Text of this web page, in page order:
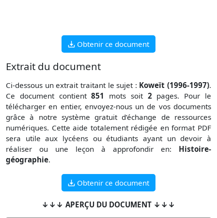
Obtenir ce document
Extrait du document
Ci-dessous un extrait traitant le sujet : Koweït (1996-1997).
Ce document contient851 mots soit 2pages. Pour le
télécharger en entier, envoyez-nous un de vos documents
grâce à notre système gratuitd’échange de ressources
numériques. Cette aide totalement rédigée en format PDF
sera utile aux lycéens ou étudiants ayant un devoir à
réaliser ou une leçon à approfondir en: Histoire-
géographie.
Obtenir ce document
↓↓↓ APERÇU DU DOCUMENT ↓↓↓